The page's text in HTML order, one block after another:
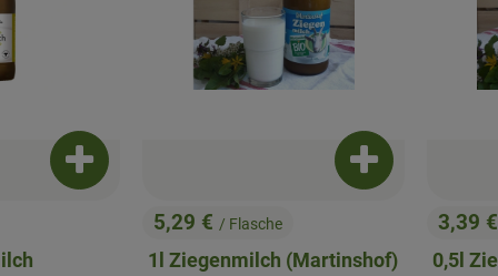
Produkt zum Warenkorb hinzufügen
, Preis:
5,29 € / Flasche
1l Ziegenmilch (Martinshof)
Produkt zum
, Preis:
3,39 €
0,5l